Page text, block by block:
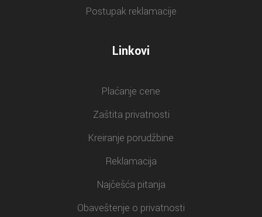
Postupak reklamacije
Linkovi
Plaćanje cene
Zaštita privatnosti
Kreiranje porudžbine
Reklamacija
Najčešća pitanja
Obaveštenje o privatnosti